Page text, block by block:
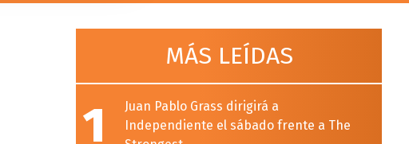
MÁS LEÍDAS
1
Juan Pablo Grass dirigirá a
Independiente el sábado frente a The